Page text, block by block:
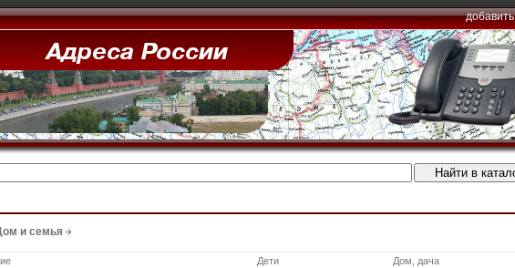
добавить
и семья
Дети
Дом, дача